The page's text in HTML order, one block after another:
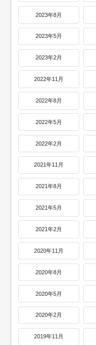
2023年8月
2023年5月
2023年2月
2022年11月
2022年8月
2022年5月
2022年2月
2021年11月
2021年8月
2021年5月
2021年2月
2020年11月
2020年8月
2020年5月
2020年2月
2019年11月